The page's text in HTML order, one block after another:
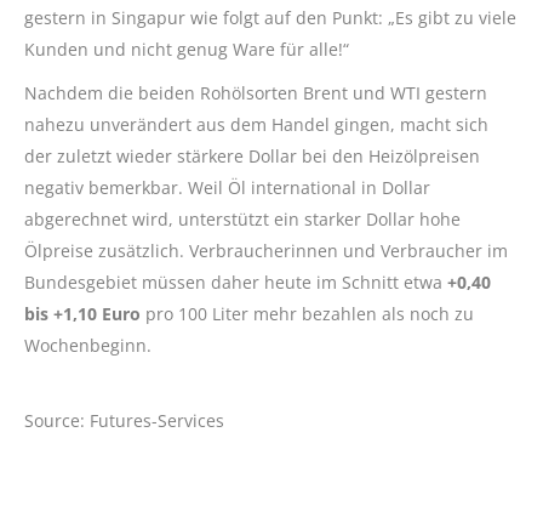
gestern in Singapur wie folgt auf den Punkt: „Es gibt zu viele
Kunden und nicht genug Ware für alle!“
Nachdem die beiden Rohölsorten Brent und WTI gestern
nahezu unverändert aus dem Handel gingen, macht sich
der zuletzt wieder stärkere Dollar bei den Heizölpreisen
negativ bemerkbar. Weil Öl international in Dollar
abgerechnet wird, unterstützt ein starker Dollar hohe
Ölpreise zusätzlich. Verbraucherinnen und Verbraucher im
Bundesgebiet müssen daher heute im Schnitt etwa +0,40
bis +1,10 Euro pro 100 Liter mehr bezahlen als noch zu
Wochenbeginn.
Source: Futures-Services